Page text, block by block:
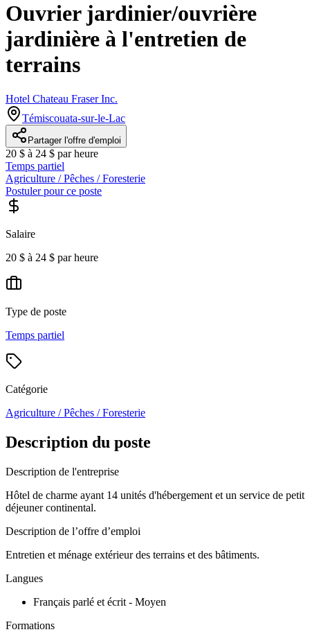
Ouvrier jardinier/ouvrière
jardinière à l'entretien de
terrains
Hotel Chateau Fraser Inc.
Témiscouata-sur-le-Lac
Partager l'offre d'emploi
20 $ à 24 $ par heure
Temps partiel
Agriculture / Pêches / Foresterie
Postuler pour ce poste
Salaire
20 $ à 24 $ par heure
Type de poste
Temps partiel
Catégorie
Agriculture / Pêches / Foresterie
Description du poste
Description de l'entreprise
Hôtel de charme ayant 14 unités d'hébergement et un service de petit
déjeuner continental.
Description de l’offre d’emploi
Entretien et ménage extérieur des terrains et des bâtiments.
Langues
Français parlé et écrit - Moyen
Formations